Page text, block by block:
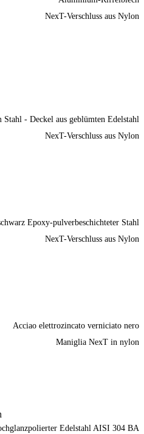
NexT-Verschluss aus Nylon
Stahl - Deckel aus geblümten Edelstahl
NexT-Verschluss aus Nylon
Epoxy-pulverbeschichteter Stahl
NexT-Verschluss aus Nylon
Acciao elettrozincato verniciato nero
Maniglia NexT in nylon
Edelstahl AISI 304 BA